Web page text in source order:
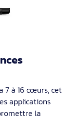
7 à 16 cœurs, cet
applications
la